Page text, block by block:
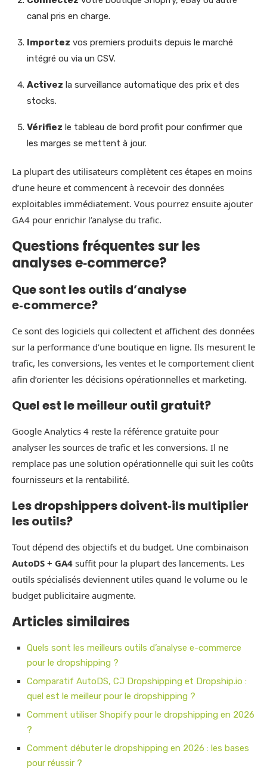
canal pris en charge.
Importez vos premiers produits depuis le marché
intégré ou via un CSV.
Activez la surveillance automatique des prix et des
stocks.
Vérifiez le tableau de bord profit pour confirmer que
les marges se mettent à jour.
La plupart des utilisateurs complètent ces étapes en moins
d’une heure et commencent à recevoir des données
exploitables immédiatement. Vous pourrez ensuite ajouter
GA4 pour enrichir l’analyse du trafic.
Questions fréquentes sur les
analyses e‑commerce?
Que sont les outils d’analyse
e‑commerce?
Ce sont des logiciels qui collectent et affichent des données
sur la performance d’une boutique en ligne. Ils mesurent le
trafic, les conversions, les ventes et le comportement client
afin d’orienter les décisions opérationnelles et marketing.
Quel est le meilleur outil gratuit?
Google Analytics 4 reste la référence gratuite pour
analyser les sources de trafic et les conversions. Il ne
remplace pas une solution opérationnelle qui suit les coûts
fournisseurs et la rentabilité.
Les dropshippers doivent‑ils multiplier
les outils?
Tout dépend des objectifs et du budget. Une combinaison
AutoDS + GA4 suffit pour la plupart des lancements. Les
outils spécialisés deviennent utiles quand le volume ou le
budget publicitaire augmente.
Articles similaires
Quels sont les meilleurs outils d’analyse e-commerce
pour le dropshipping ?
Comparatif AutoDS, CJ Dropshipping et Dropship.io :
quel est le meilleur pour le dropshipping ?
Comment utiliser Shopify pour le dropshipping en 2026
?
Comment débuter le dropshipping en 2026 : les bases
pour réussir ?